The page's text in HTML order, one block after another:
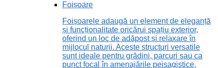
Foișoare
Foișoarele adaugă un element de eleganță
și funcționalitate oricărui spațiu exterior,
oferind un loc de adăpost și relaxare în
mijlocul naturii. Aceste structuri versatile
sunt ideale pentru grădini, parcuri sau ca
punct focal în amenajările peisagistice,